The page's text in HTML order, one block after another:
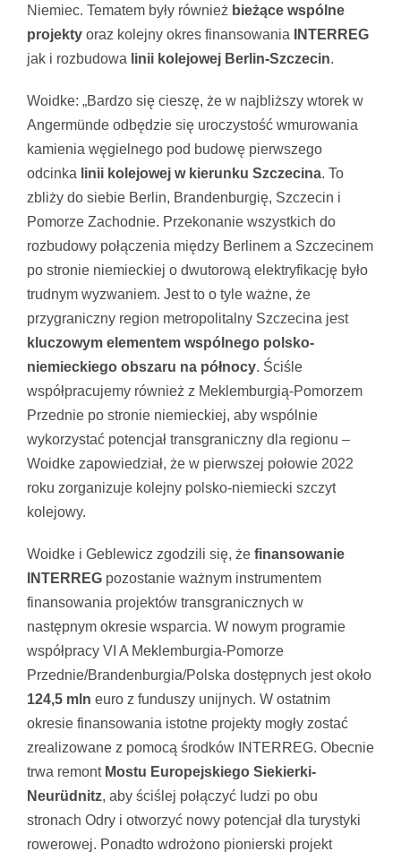
Niemiec. Tematem były również bieżące wspólne
projekty oraz kolejny okres finansowania
INTERREG
jak i rozbudowa linii kolejowej Berlin-Szczecin.
Woidke: „Bardzo się cieszę, że w najbliższy wtorek w
Angermünde odbędzie się uroczystość wmurowania
kamienia węgielnego pod budowę pierwszego
odcinka linii kolejowej w kierunku Szczecina. To
zbliży do siebie Berlin, Brandenburgię, Szczecin i
Pomorze Zachodnie. Przekonanie wszystkich do
rozbudowy połączenia między Berlinem a Szczecinem
po stronie niemieckiej o dwutorową elektryfikację było
trudnym wyzwaniem. Jest to o tyle ważne, że
przygraniczny region metropolitalny Szczecina jest
kluczowym elementem wspólnego polsko-
niemieckiego obszaru na północy. Ściśle
współpracujemy również z Meklemburgią-Pomorzem
Przednie po stronie niemieckiej, aby wspólnie
wykorzystać potencjał transgraniczny dla regionu –
Woidke zapowiedział, że w pierwszej połowie 2022
roku zorganizuje kolejny polsko-niemiecki szczyt
kolejowy.
Woidke i Geblewicz zgodzili się, że finansowanie
INTERREG pozostanie ważnym instrumentem
finansowania projektów transgranicznych w
następnym okresie wsparcia. W nowym programie
współpracy VI A Meklemburgia-Pomorze
Przednie/Brandenburgia/Polska dostępnych jest około
124,5 mln euro z funduszy unijnych. W ostatnim
okresie finansowania istotne projekty mogły zostać
zrealizowane z pomocą środków INTERREG. Obecnie
trwa remont Mostu Europejskiego Siekierki-
Neurüdnitz, aby ściślej połączyć ludzi po obu
stronach Odry i otworzyć nowy potencjał dla turystyki
rowerowej. Ponadto wdrożono pionierski projekt